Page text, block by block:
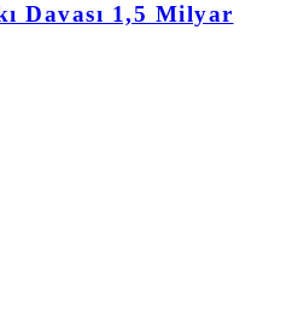
Davası 1,5 Milyar